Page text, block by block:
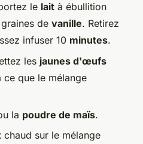
le lait à ébullition
de vanille. Retirez
infuser 10 minutes.
les jaunes d'œufs
ce que le mélange
la poudre de maïs.
chaud sur le mélange